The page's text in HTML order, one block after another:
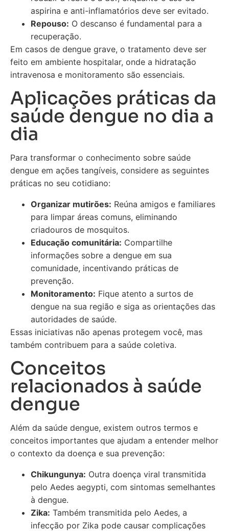
aspirina e anti-inflamatórios deve ser evitado.
Repouso: O descanso é fundamental para a
recuperação.
Em casos de dengue grave, o tratamento deve ser
feito em ambiente hospitalar, onde a hidratação
intravenosa e monitoramento são essenciais.
Aplicações práticas da
saúde dengue no dia a
dia
Para transformar o conhecimento sobre saúde
dengue em ações tangíveis, considere as seguintes
práticas no seu cotidiano:
Organizar mutirões: Reúna amigos e familiares
para limpar áreas comuns, eliminando
criadouros de mosquitos.
Educação comunitária: Compartilhe
informações sobre a dengue em sua
comunidade, incentivando práticas de
prevenção.
Monitoramento: Fique atento a surtos de
dengue na sua região e siga as orientações das
autoridades de saúde.
Essas iniciativas não apenas protegem você, mas
também contribuem para a saúde coletiva.
Conceitos
relacionados à saúde
dengue
Além da saúde dengue, existem outros termos e
conceitos importantes que ajudam a entender melhor
o contexto da doença e sua prevenção:
Chikungunya: Outra doença viral transmitida
pelo Aedes aegypti, com sintomas semelhantes
à dengue.
Zika: Também transmitida pelo Aedes, a
infecção por Zika pode causar complicações